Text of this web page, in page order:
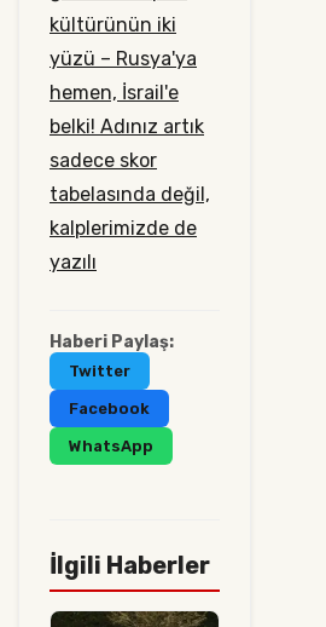
kültürünün iki
yüzü – Rusya'ya
hemen, İsrail'e
belki! Adınız artık
sadece skor
tabelasında değil,
kalplerimizde de
yazılı
Haberi Paylaş:
Twitter
Facebook
WhatsApp
İlgili Haberler